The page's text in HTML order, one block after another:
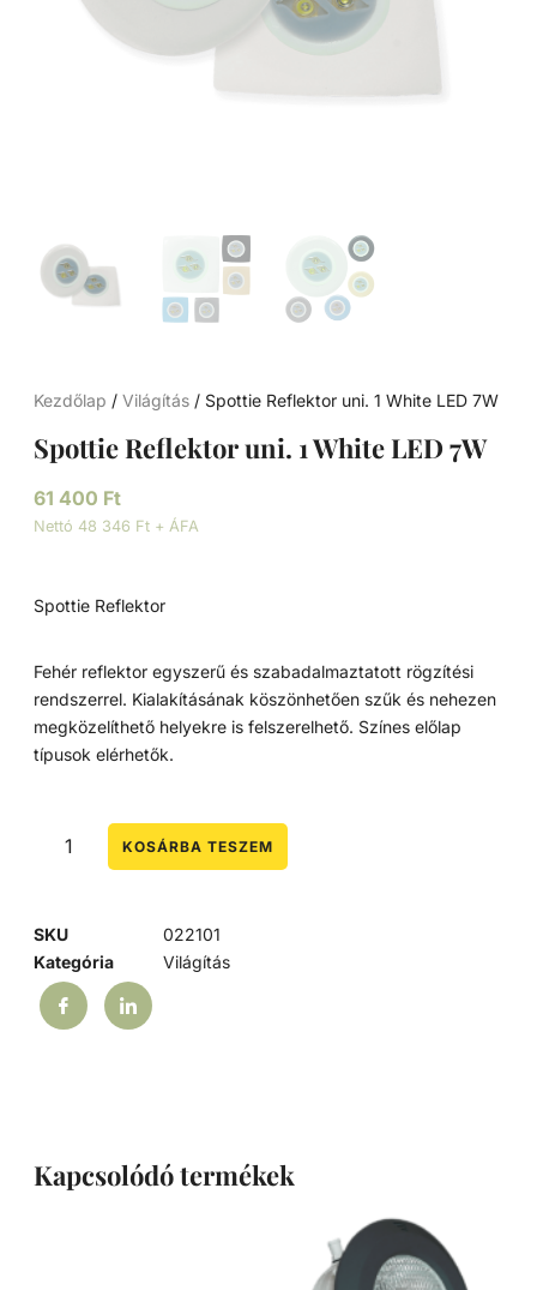
Kezdőlap /Világítás / Spottie Reflektor uni. 1 White LED 7W
Spottie Reflektor uni. 1 White LED 7W
61 400 Ft
Nettó 48 346 Ft + ÁFA
Spottie Reflektor
Fehér reflektor egyszerű és szabadalmaztatott rögzítési
rendszerrel. Kialakításának köszönhetően szűk és nehezen
megközelíthető helyekre is felszerelhető. Színes előlap
típusok elérhetők.
KOSÁRBA TESZEM
SKU
022101
Kategória
Világítás
Kapcsolódó termékek